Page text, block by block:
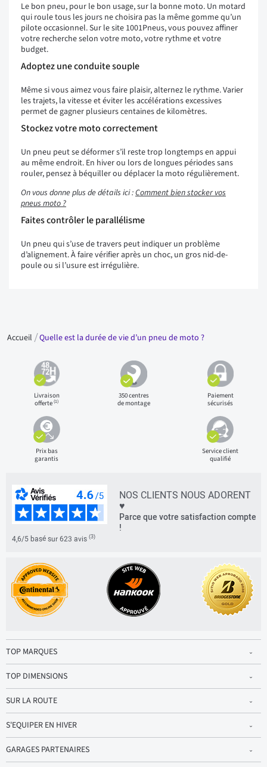
Le bon pneu, pour le bon usage, sur la bonne moto. Un motard
qui roule tous les jours ne choisira pas la même gomme qu’un
pilote occasionnel. Sur le site 1001Pneus, vous pouvez affiner
votre recherche selon votre moto, votre rythme et votre
budget.
Adoptez une conduite souple
Même si vous aimez vous faire plaisir, alternez le rythme. Varier
les trajets, la vitesse et éviter les accélérations excessives
permet de gagner plusieurs centaines de kilomètres.
Stockez votre moto correctement
Un pneu peut se déformer s’il reste trop longtemps en appui
au même endroit. En hiver ou lors de longues périodes sans
rouler, pensez à béquiller ou déplacer la moto régulièrement.
On vous donne plus de détails ici :Comment bien stocker vos
pneus moto ?
Faites contrôler le parallélisme
Un pneu qui s’use de travers peut indiquer un problème
d’alignement. À faire vérifier après un choc, un gros nid-de-
poule ou si l’usure est irrégulière.
Accueil Quelle est la durée de vie d’un pneu de moto ?
Livraison
offerte(1)
350 centres
de montage
Paiement
sécurisés
Prix bas
garantis
Service client
qualifié
NOS CLIENTS NOUS ADORENT
♥
Parce que votre satisfaction compte
!
4,6/5 basé sur 623 avis (3)
TOP MARQUES
TOP DIMENSIONS
SUR LA ROUTE
S'EQUIPER EN HIVER
GARAGES PARTENAIRES